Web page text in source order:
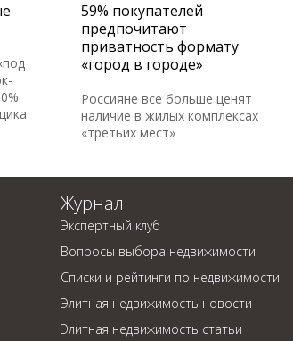
59% покупателей
предпочитают
приватность формату
«город в городе»
Россияне все больше ценят
наличие в жилых комплексах
«третьих мест»
Журнал
Экспертный клуб
Вопросы выбора недвижимости
Списки и рейтинги по недвижимости
Элитная недвижимость новости
Элитная недвижимость статьи